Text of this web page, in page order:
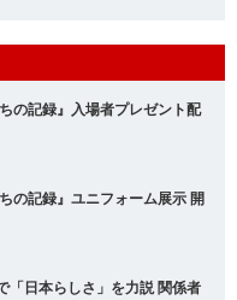
の記録』入場者プレゼント配
の記録』ユニフォーム展示 開
「日本らしさ」を力説 関係者